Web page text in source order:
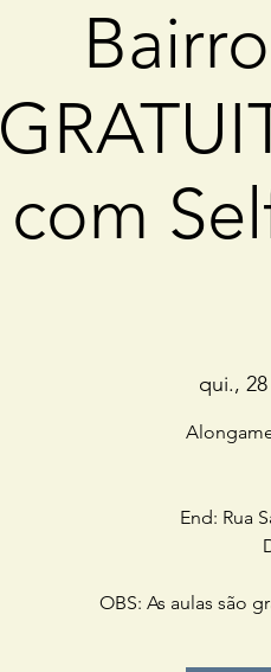
com
qui.,
End: Rua
OBS: As aulas são